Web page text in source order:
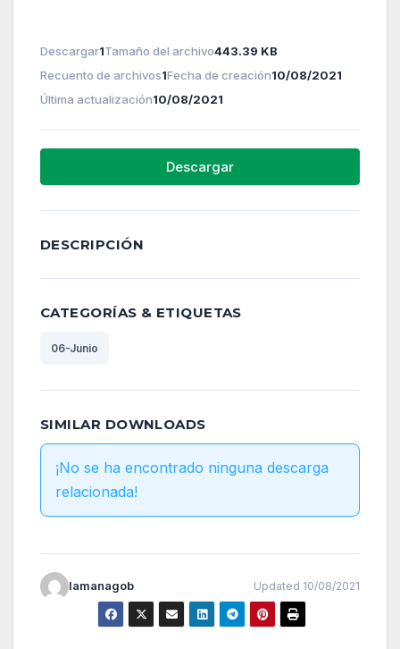
Descargar1Tamaño del archivo443.39 KB
Recuento de archivos1Fecha de creación10/08/2021
Última actualización10/08/2021
Descargar
DESCRIPCIÓN
CATEGORÍAS & ETIQUETAS
06-Junio
SIMILAR DOWNLOADS
¡No se ha encontrado ninguna descarga
relacionada!
lamanagob Updated 10/08/2021